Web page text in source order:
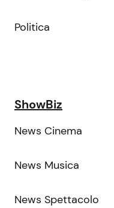
Politica
ShowBiz
News Cinema
News Musica
News Spettacolo